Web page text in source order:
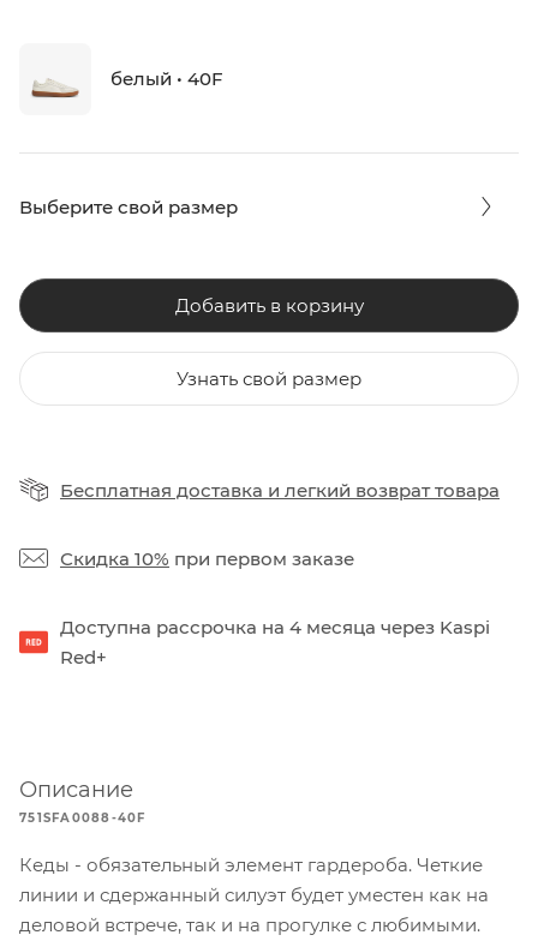
белый • 40F
Выберите свой размер
Добавить в корзину
Узнать свой размер
Бесплатная доставка и легкий возврат товара
Скидка 10% при первом заказе
Доступна рассрочка на 4 месяца через Kaspi
Red+
Описание
751SFA0088-40F
Кеды - обязательный элемент гардероба. Четкие
линии и сдержанный силуэт будет уместен как на
деловой встрече, так и на прогулке с любимыми.